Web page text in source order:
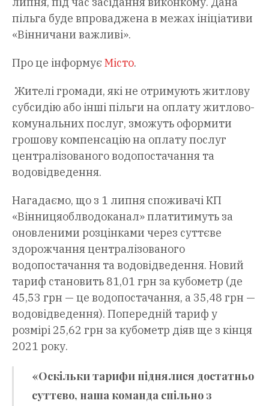
пільга буде впроваджена в межах ініціативи
«Вінничани важливі».
Про це інформує Місто.
Жителі громади, які не отримують житлову
субсидію або інші пільги на оплату житлово-
комунальних послуг, зможуть оформити
грошову компенсацію на оплату послуг
централізованого водопостачання та
водовідведення.
Нагадаємо, що з 1 липня споживачі КП
«Вінницяоблводоканал» платитимуть за
оновленими розцінками через суттєве
здорожчання централізованого
водопостачання та водовідведення. Новий
тариф становить 81,01 грн за кубометр (де
45,53 грн — це водопостачання, а 35,48 грн —
водовідведення). Попередній тариф у
розмірі 25,62 грн за кубометр діяв ще з кінця
2021 року.
«Оскільки тарифи піднялися достатньо
суттєво, наша команда спільно з